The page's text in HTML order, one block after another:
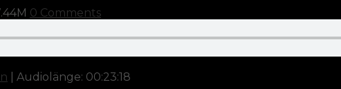
0 Comments
Audiolänge: 00:23:18